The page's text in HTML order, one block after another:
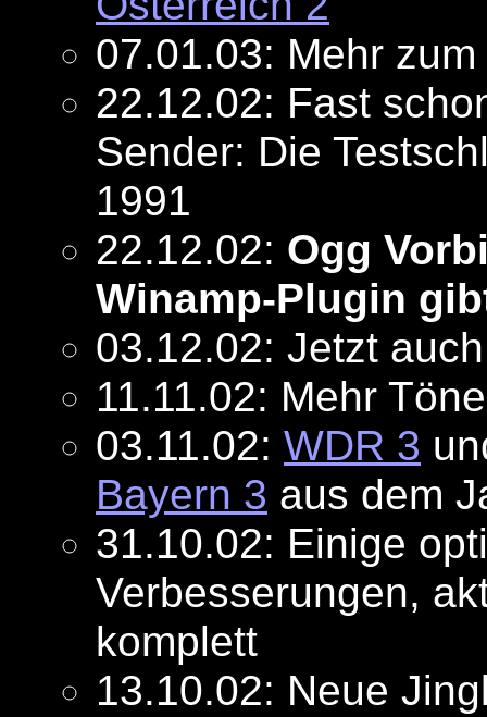
07.01.03: Mehr
22.12.02: Fast
Sender: Die
1991
22.12.02: Ogg
Winamp-Plugin
03.12.02: Jetzt
11.11.02: Mehr
03.11.02: WDR 3
Bayern 3 aus dem
31.10.02: Einige
Verbesserungen,
komplett
13.10.02: Neue